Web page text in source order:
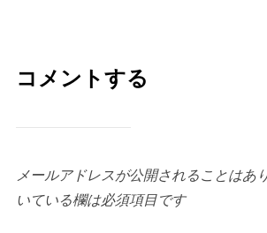
コメントする
メールアドレスが公開されることはあ
いている欄は必須項目です